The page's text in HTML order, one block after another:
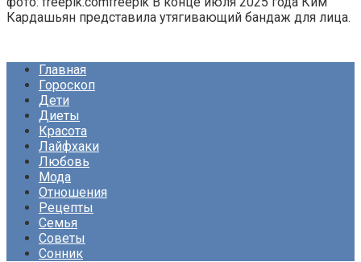
Кардашьян представила утягивающий бандаж для лица.
Главная
Гороскоп
Дети
Диеты
Красота
Лайфхаки
Любовь
Мода
Отношения
Рецепты
Семья
Советы
Сонник